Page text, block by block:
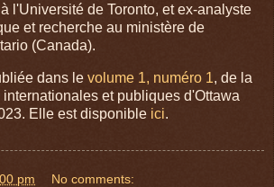
l'Université de Toronto, et ex-analyste
et recherche au ministère de
(Canada).
dans le volume 1, numéro 1, de la
et publiques d'Ottawa
Elle est disponible ici.
pm No comments: